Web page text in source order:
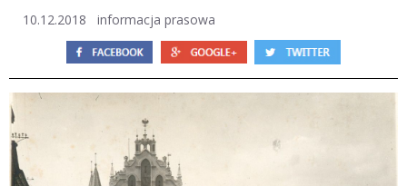
10.12.2018 informacja prasowa